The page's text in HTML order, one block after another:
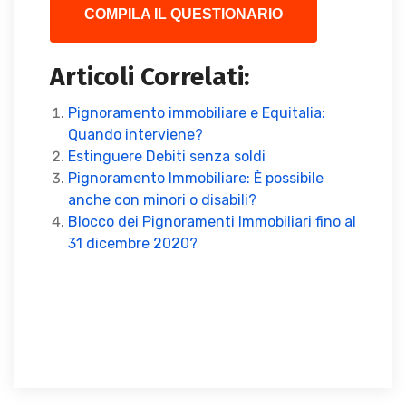
COMPILA IL QUESTIONARIO
Articoli Correlati:
Pignoramento immobiliare e Equitalia:
Quando interviene?
Estinguere Debiti senza soldi
Pignoramento Immobiliare: È possibile
anche con minori o disabili?
Blocco dei Pignoramenti Immobiliari fino al
31 dicembre 2020?